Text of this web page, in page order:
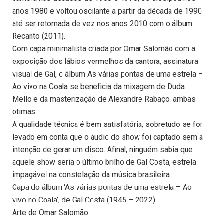
anos 1980 e voltou oscilante a partir da década de 1990
até ser retomada de vez nos anos 2010 com o álbum
Recanto (2011).
Com capa minimalista criada por Omar Salomão com a
exposição dos lábios vermelhos da cantora, assinatura
visual de Gal, o álbum As várias pontas de uma estrela –
Ao vivo na Coala se beneficia da mixagem de Duda
Mello e da masterização de Alexandre Rabaço, ambas
ótimas.
A qualidade técnica é bem satisfatória, sobretudo se for
levado em conta que o áudio do show foi captado sem a
intenção de gerar um disco. Afinal, ninguém sabia que
aquele show seria o último brilho de Gal Costa, estrela
impagável na constelação da música brasileira.
Capa do álbum ‘As várias pontas de uma estrela – Ao
vivo no Coala’, de Gal Costa (1945 – 2022)
Arte de Omar Salomão